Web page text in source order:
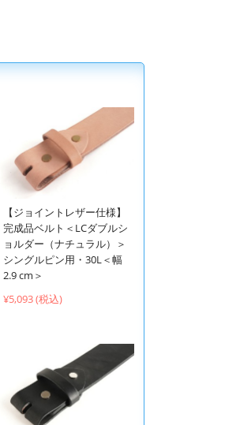
【ジョイントレザー仕様】
完成品ベルト＜LCダブルシ
ョルダー（ナチュラル）＞
シングルピン用・30L＜幅
2.9 cm＞
¥5,093 (税込)